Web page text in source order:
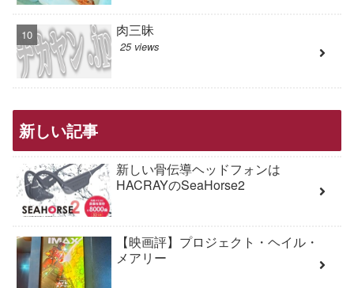
肉三昧
25 views
新しい記事
新しい骨伝導ヘッドフォンは
HACRAYのSeaHorse2
【映画評】プロジェクト・ヘイル・
メアリー